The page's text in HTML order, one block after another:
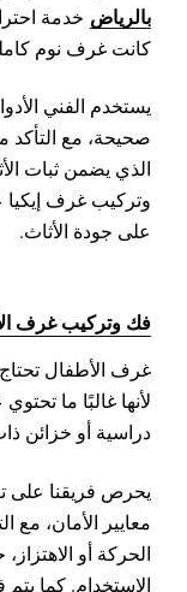
بالرياض خدمة
كانت غرف نوم
يستخدم الفني
صحيحة، مع التأكد
الذي يضمن ثبات
وتركيب غرف إيكيا
على جودة الأثاث.
فك وتركيب غرف
غرف الأطفال تحتاج
لأنها غالبًا ما
دراسية أو خزائن
يحرص فريقنا على
معايير الأمان، مع
الحركة أو
الاستخدام. كما